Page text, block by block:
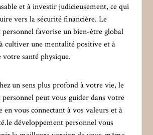
et à investir judicieusement, ce qui
vers la sécurité financière. Le
favorise un bien-être global
cultiver une mentalité positive et à
santé physique.
un sens plus profond à votre vie, le
peut vous guider dans votre
en vous connectant à vos valeurs et à
développement personnel vous